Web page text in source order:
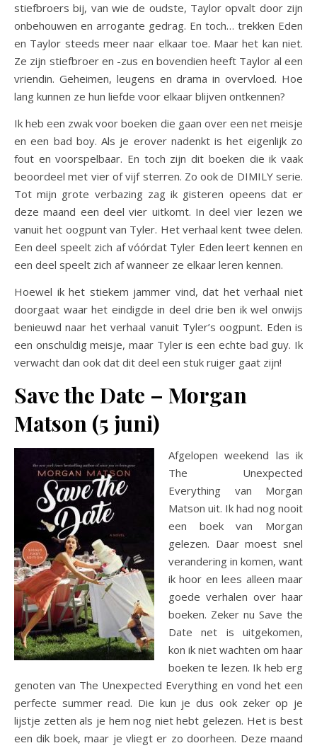
stiefbroers bij, van wie de oudste, Taylor opvalt door zijn
onbehouwen en arrogante gedrag. En toch… trekken Eden
en Taylor steeds meer naar elkaar toe. Maar het kan niet.
Ze zijn stiefbroer en -zus en bovendien heeft Taylor al een
vriendin. Geheimen, leugens en drama in overvloed. Hoe
lang kunnen ze hun liefde voor elkaar blijven ontkennen?
Ik heb een zwak voor boeken die gaan over een net meisje
en een bad boy. Als je erover nadenkt is het eigenlijk zo
fout en voorspelbaar. En toch zijn dit boeken die ik vaak
beoordeel met vier of vijf sterren. Zo ook de DIMILY serie.
Tot mijn grote verbazing zag ik gisteren opeens dat er
deze maand een deel vier uitkomt. In deel vier lezen we
vanuit het oogpunt van Tyler. Het verhaal kent twee delen.
Een deel speelt zich af vóórdat Tyler Eden leert kennen en
een deel speelt zich af wanneer ze elkaar leren kennen.
Hoewel ik het stiekem jammer vind, dat het verhaal niet
doorgaat waar het eindigde in deel drie ben ik wel onwijs
benieuwd naar het verhaal vanuit Tyler’s oogpunt. Eden is
een onschuldig meisje, maar Tyler is een echte bad guy. Ik
verwacht dan ook dat dit deel een stuk ruiger gaat zijn!
Save the Date – Morgan
Matson (5 juni)
Afgelopen weekend las ik
The Unexpected
Everything van Morgan
Matson uit. Ik had nog nooit
een boek van Morgan
gelezen. Daar moest snel
verandering in komen, want
ik hoor en lees alleen maar
goede verhalen over haar
boeken. Zeker nu Save the
Date net is uitgekomen,
kon ik niet wachten om haar
boeken te lezen. Ik heb erg
genoten van The Unexpected Everything en vond het een
perfecte summer read. Die kun je dus ook zeker op je
lijstje zetten als je hem nog niet hebt gelezen. Het is best
een dik boek, maar je vliegt er zo doorheen. Deze maand